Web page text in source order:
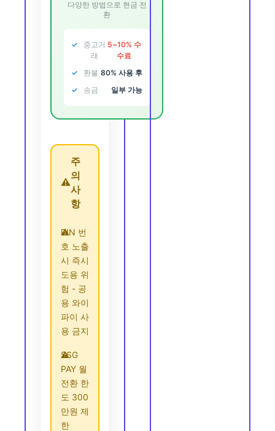
다양한 방법으로 현금 전
환
중고거
래
5~10% 수
수료
환불 80% 사용 후
송금
일부 가능
⚠️
주
의
사
항
PIN 번
호 노출
시 즉시
도용 위
험 - 공
용 와이
파이 사
용 금지
SSG
PAY 월
전환 한
도 300
만원 제
한